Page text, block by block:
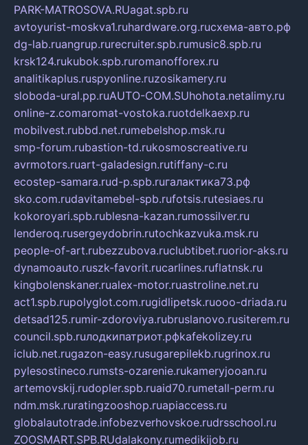
PARK-MATROSOVA.RUagat.spb.ru
avtoyurist-moskva1.ruhardware.org.ruсхема-авто.рф
dg-lab.ruangrup.rurecruiter.spb.rumusic8.spb.ru
krsk124.rukubok.spb.ruromanofforex.ru
analitikaplus.ruspyonline.ruzosikamery.ru
sloboda-ural.pp.ruAUTO-COM.SUhohota.netalimy.ru
online-z.comaromat-vostoka.ruotdelkaexp.ru
mobilvest.rubbd.net.rumebelshop.msk.ru
smp-forum.rubastion-td.rukosmoscreative.ru
avrmotors.ruart-galadesign.rutiffany-c.ru
ecostep-samara.rud-p.spb.ruгалактика73.рф
sko.com.rudavitamebel-spb.rufotsis.rutesiaes.ru
kokoroyari.spb.rublesna-kazan.rumossilver.ru
lenderoq.rusergeydobrin.rutochkazvuka.msk.ru
people-of-art.rubezzubova.ruclubtibet.ruorior-aks.ru
dynamoauto.ruszk-favorit.rucarlines.ruflatnsk.ru
kingbolenskaner.rualex-motor.ruastroline.net.ru
act1.spb.rupolyglot.com.rugidlipetsk.ruooo-driada.ru
detsad125.rumir-zdoroviya.rubruslanovo.rusiterem.ru
council.spb.ruлодкипатриот.рфkafekolizey.ru
iclub.net.rugazon-easy.rusugarepilekb.rugrinox.ru
pylesostineco.rumsts-ozarenie.rukameryjooan.ru
artemovskij.rudopler.spb.ruaid70.rumetall-perm.ru
ndm.msk.ruratingzooshop.ruapiaccess.ru
globalautotrade.infobezverhovskoe.rudrsschool.ru
ZOOSMART.SPB.RUdalakony.rumedikijob.ru